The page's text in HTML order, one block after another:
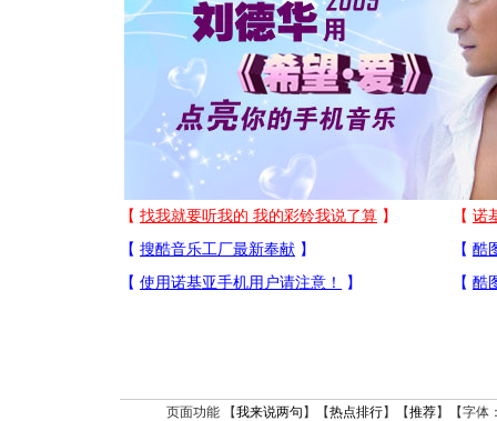
页面功能 【我来说两句 】【热点排行】【推荐】【字体